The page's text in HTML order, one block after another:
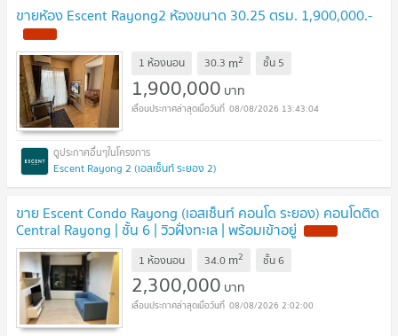
ขายห้อง Escent Rayong2 ห้องขนาด 30.25 ตรม. 1,900,000.-
1 ห้องนอน 30.3 m2 ชั้น 5
1,900,000 บาท
08/08/2026 13:43:04
Escent Rayong 2 (เอสเซ็นท์ ระยอง 2)
ขาย Escent Condo Rayong (เอสเซ็นท์ คอนโด ระยอง) คอนโดติด
Central Rayong | ชั้น 6 | วิวฝั่งทะเล | พร้อมเข้าอยู่
1 ห้องนอน 34.0 m2 ชั้น6
2,300,000 บาท
08/08/2026 2:02:00